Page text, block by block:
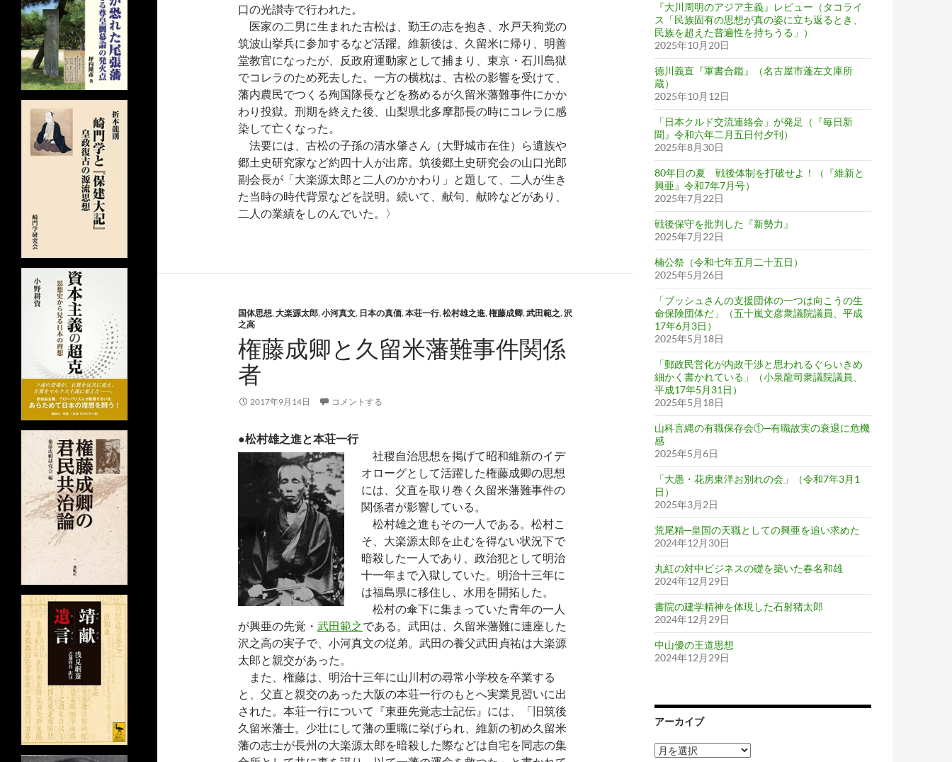
口の光讃寺で行われた。
医家の二男に生まれた古松は、勤王の志を抱き、水戸天狗党の
筑波山挙兵に参加するなど活躍。維新後は、久留米に帰り、明善
堂教官になったが、反政府運動家として捕まり、東京・石川島獄
でコレラのため死去した。一方の横枕は、古松の影響を受けて、
藩内農民でつくる殉国隊長などを務めるが久留米藩難事件にかか
わり投獄。刑期を終えた後、山梨県北多摩郡長の時にコレラに感
染して亡くなった。
法要には、古松の子孫の清水肇さん（大野城市在住）ら遺族や
郷土史研究家など約四十人が出席。筑後郷土史研究会の山口光郎
副会長が「大楽源太郎と二人のかかわり」と題して、二人が生き
た当時の時代背景などを説明。続いて、献句、献吟などがあり、
二人の業績をしのんでいた。〉
国体思想,大楽源太郎,小河真文, 日本の真価,本荘一行,松村雄之進,権藤成卿,武田範之,沢
之高
権藤成卿と久留米藩難事件関係
者
2017年9月14日 コメントする
●松村雄之進と本荘一行
社稷自治思想を掲げて昭和維新のイデ
オローグとして活躍した権藤成卿の思想
には、父直を取り巻く久留米藩難事件の
関係者が影響している。
松村雄之進もその一人である。松村こ
そ、大楽源太郎を止むを得ない状況下で
暗殺した一人であり、政治犯として明治
十一年まで入獄していた。明治十三年に
は福島県に移住し、水用を開拓した。
松村の傘下に集まっていた青年の一人
が興亜の先覚・ 武田範之である。武田は、久留米藩難に連座した
沢之高の実子で、小河真文の従弟。武田の養父武田貞祐は大楽源
太郎と親交があった。
また、権藤は、明治十三年に山川村の尋常小学校を卒業する
と、父直と親交のあった大阪の本荘一行のもとへ実業見習いに出
された。本荘一行について『東亜先覚志士記伝』には、「旧筑後
久留米藩士。少壮にして藩の重職に挙げられ、維新の初め久留米
藩の志士が長州の大楽源太郎を暗殺した際などは自宅を同志の集
『大川周明のアジア主義』レビュー（タコライ
ス「民族固有の思想が真の姿に立ち返るとき、
民族を超えた普遍性を持ちうる」）
2025年10月20日
徳川義直『軍書合鑑』（名古屋市蓬左文庫所
蔵）
2025年10月12日
「日本クルド交流連絡会」が発足（『毎日新
聞』令和六年二月五日付夕刊）
2025年8月30日
80年目の夏 戦後体制を打破せよ！（『維新と
興亜』令和7年7月号）
2025年7月22日
戦後保守を批判した『新勢力』
2025年7月22日
楠公祭（令和七年五月二十五日）
2025年5月26日
「ブッシュさんの支援団体の一つは向こうの生
命保険団体だ」（五十嵐文彦衆議院議員、平成
17年6月3日）
2025年5月18日
「郵政民営化が内政干渉と思われるぐらいきめ
細かく書かれている」（小泉龍司衆議院議員、
平成17年5月31日）
2025年5月18日
山科言縄の有職保存会①─有職故実の衰退に危機
感
2025年5月6日
「大愚・花房東洋お別れの会」（令和7年3月1
日）
2025年3月2日
荒尾精─皇国の天職としての興亜を追い求めた
2024年12月30日
丸紅の対中ビジネスの礎を築いた春名和雄
2024年12月29日
書院の建学精神を体現した石射猪太郎
2024年12月29日
中山優の王道思想
2024年12月29日
アーカイブ
ア